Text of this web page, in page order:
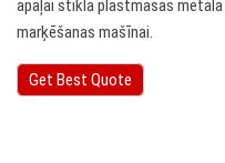
apaļai stikla plastmasas metāla
marķēšanas mašīnai.
Get Best Quote